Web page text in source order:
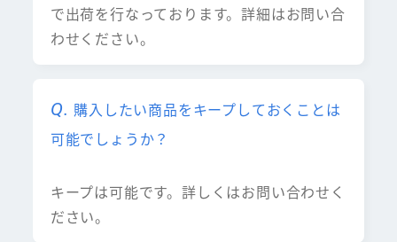
で出荷を行なっております。詳細はお問い合
わせください。
購入したい商品をキープしておくことは
可能でしょうか？
キープは可能です。詳しくはお問い合わせく
ださい。